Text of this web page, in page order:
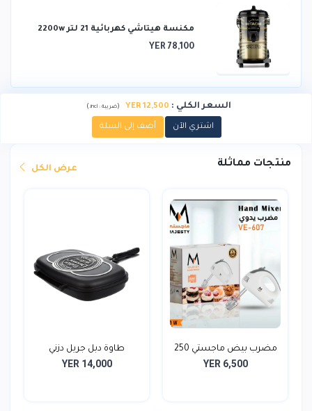
مكنسة هيتاشي كهربائية 21 لتر 2200w
YER 78,100
السعر الكلي :
YER 12,500
(ضريبة : incl.
)
اشتري الآن أضف إلى السلة
منتجات مماثلة عرض الكل
مضرب بيض ماجستي 250
وات...
YER 6,500
طاوة دبل جريل دزني
YER 14,000